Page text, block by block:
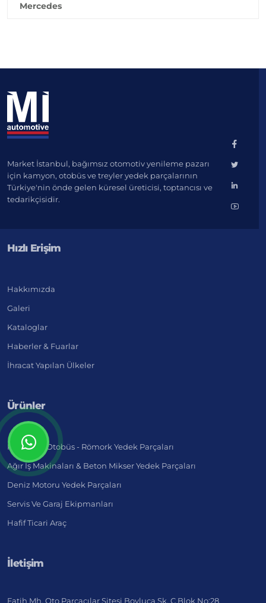
Mercedes
Market İstanbul, bağımsız otomotiv yenileme pazarı
için kamyon, otobüs ve treyler yedek parçalarının
Türkiye'nin önde gelen küresel üreticisi, toptancısı ve
tedarikçisidir.
Hızlı Erişim
Hakkımızda
Galeri
Kataloglar
Haberler & Fuarlar
İhracat Yapılan Ülkeler
Ürünler
Kamyon - Otobüs - Römork Yedek Parçaları
Ağır İş Makinaları & Beton Mikser Yedek Parçaları
Deniz Motoru Yedek Parçaları
Servis Ve Garaj Ekipmanları
Hafif Ticari Araç
İletişim
Fatih Mh. Oto Parçacılar Sitesi Boyluca Sk. C Blok No:28